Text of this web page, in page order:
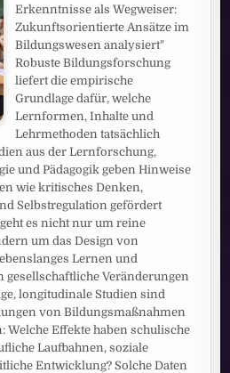
Erkenntnisse als Wegweiser:
Zukunftsorientierte Ansätze im
Bildungswesen analysiert"
Robuste Bildungsforschung
liefert die empirische
Grundlage dafür, welche
Lernformen, Inhalte und
Lehrmethoden tatsächlich
aus der Lernforschung,
und Pädagogik geben Hinweise
wie kritisches Denken,
Selbstregulation gefördert
es nicht nur um reine
um das Design von
Lernen und
gesellschaftliche Veränderungen
longitudinale Studien sind
von Bildungsmaßnahmen
Welche Effekte haben schulische
Laufbahnen, soziale
Entwicklung? Solche Daten